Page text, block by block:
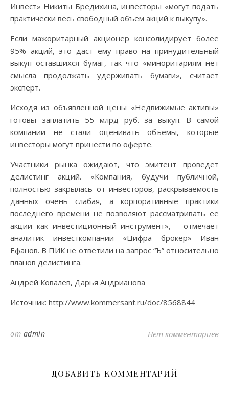
Инвест» Никиты Бредихина, инвесторы «могут подать
практически весь свободный объем акций к выкупу».
Если мажоритарный акционер консолидирует более
95% акций, это даст ему право на принудительный
выкуп оставшихся бумаг, так что «миноритариям нет
смысла продолжать удерживать бумаги», считает
эксперт.
Исходя из объявленной цены «Недвижимые активы»
готовы заплатить 55 млрд руб. за выкуп. В самой
компании не стали оценивать объемы, которые
инвесторы могут принести по оферте.
Участники рынка ожидают, что эмитент проведет
делистинг акций. «Компания, будучи публичной,
полностью закрылась от инвесторов, раскрываемость
данных очень слабая, а корпоративные практики
последнего времени не позволяют рассматривать ее
акции как инвестиционный инструмент»,— отмечает
аналитик инвесткомпании «Цифра брокер» Иван
Ефанов. В ПИК не ответили на запрос “Ъ” относительно
планов делистинга.
Андрей Ковалев, Дарья Андрианова
Источник: http://www.kommersant.ru/doc/8568844
от admin Нет комментариев
ДОБАВИТЬ КОММЕНТАРИЙ